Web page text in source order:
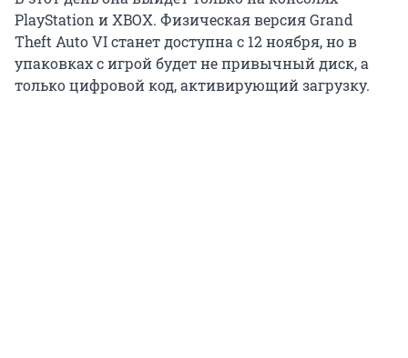
PlayStation и XBOX. Физическая версия Grand
Theft Auto VI станет доступна с 12 ноября, но в
упаковках с игрой будет не привычный диск, а
только цифровой код, активирующий загрузку.